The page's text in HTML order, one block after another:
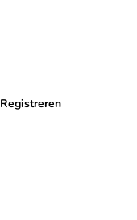
Registreren